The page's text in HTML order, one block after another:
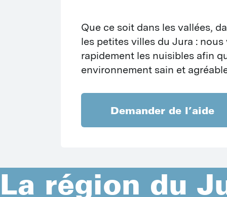
Que ce soit dans les vallées,
les petites villes du Jura :
rapidement les nuisibles afin
environnement sain et
Demander de l’aide
La région du